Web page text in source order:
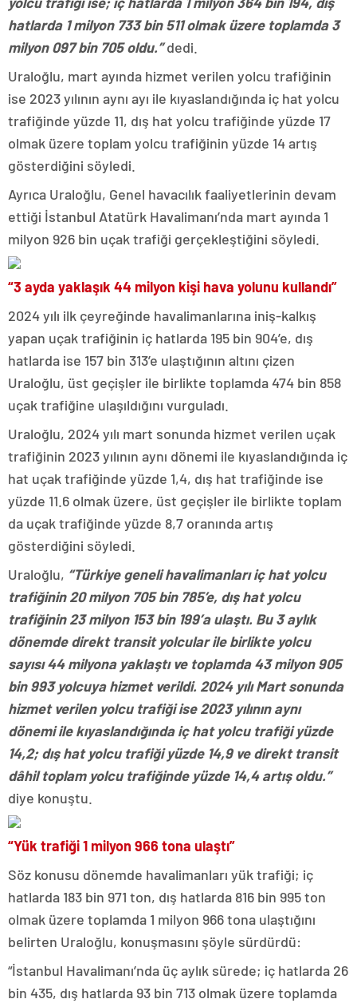
hatlarda 1 milyon 733 bin 511 olmak üzere toplamda 3
milyon 097 bin 705 oldu.”dedi.
Uraloğlu, mart ayında hizmet verilen yolcu trafiğinin
ise 2023 yılının aynı ayı ile kıyaslandığında iç hat yolcu
trafiğinde yüzde 11, dış hat yolcu trafiğinde yüzde 17
olmak üzere toplam yolcu trafiğinin yüzde 14 artış
gösterdiğini söyledi.
Ayrıca Uraloğlu, Genel havacılık faaliyetlerinin devam
ettiği İstanbul Atatürk Havalimanı’nda mart ayında 1
milyon 926 bin uçak trafiği gerçekleştiğini söyledi.
“3 ayda yaklaşık 44 milyon kişi hava yolunu kullandı”
2024 yılı ilk çeyreğinde havalimanlarına iniş-kalkış
yapan uçak trafiğinin iç hatlarda 195 bin 904’e, dış
hatlarda ise 157 bin 313’e ulaştığının altını çizen
Uraloğlu, üst geçişler ile birlikte toplamda 474 bin 858
uçak trafiğine ulaşıldığını vurguladı.
Uraloğlu, 2024 yılı mart sonunda hizmet verilen uçak
trafiğinin 2023 yılının aynı dönemi ile kıyaslandığında iç
hat uçak trafiğinde yüzde 1,4, dış hat trafiğinde ise
yüzde 11.6 olmak üzere, üst geçişler ile birlikte toplam
da uçak trafiğinde yüzde 8,7 oranında artış
gösterdiğini söyledi.
Uraloğlu, “Türkiye geneli havalimanları iç hat yolcu
trafiğinin 20 milyon 705 bin 785’e, dış hat yolcu
trafiğinin 23 milyon 153 bin 199’a ulaştı. Bu 3 aylık
dönemde direkt transit yolcular ile birlikte yolcu
sayısı 44 milyona yaklaştı ve toplamda 43 milyon 905
bin 993 yolcuya hizmet verildi. 2024 yılı Mart sonunda
hizmet verilen yolcu trafiği ise 2023 yılının aynı
dönemi ile kıyaslandığında iç hat yolcu trafiği yüzde
14,2; dış hat yolcu trafiği yüzde 14,9 ve direkt transit
dâhil toplam yolcu trafiğinde yüzde 14,4 artış oldu.”
diye konuştu.
“Yük trafiği 1 milyon 966 tona ulaştı”
Söz konusu dönemde havalimanları yük trafiği; iç
hatlarda 183 bin 971 ton, dış hatlarda 816 bin 995 ton
olmak üzere toplamda 1 milyon 966 tona ulaştığını
belirten Uraloğlu, konuşmasını şöyle sürdürdü:
“İstanbul Havalimanı’nda üç aylık sürede; iç hatlarda 26
bin 435, dış hatlarda 93 bin 713 olmak üzere toplamda